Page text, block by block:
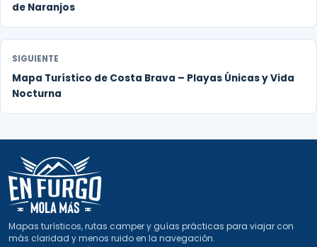
de Naranjos
SIGUIENTE
Mapa Turístico de Costa Brava – Playas Únicas y Vida
Nocturna
Mapas turísticos, rutas camper y guías prácticas para viajar con
más claridad y menos ruido en la navegación.